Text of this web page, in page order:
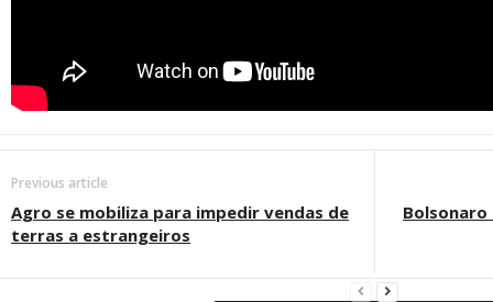
Previous article
Agro se mobiliza para impedir vendas de
terras a estrangeiros